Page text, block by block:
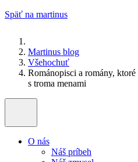
Späť na martinus
Martinus blog
Všehochuť
Románopisci a romány,
s troma menami
O nás
Náš príbeh